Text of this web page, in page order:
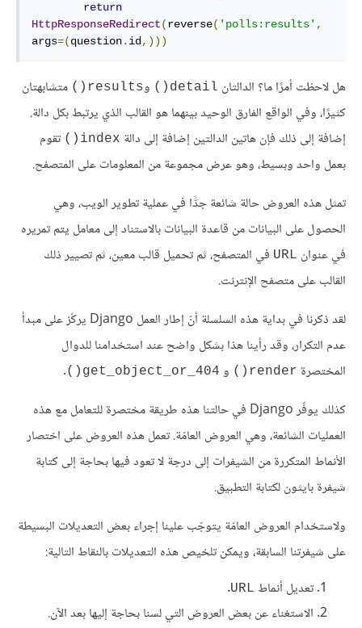
return
HttpResponseRedirect(reverse( 'polls:results' ,
args=(question. id,)))
هل لاحظت أمرًا ما؟ الدالتان detail() وresults()
متشابهتان
كثيرًا، وفي الواقع الفارق الوحيد بينهما هو القالب الذي يرتبط بكل دالة.
إضافة إلى ذلك فإن هاتين الدالتين إضافة إلى دالة index()
تقوم
بعمل واحد وبسيط، وهو عرض مجموعة من المعلومات على المتصفح.
تمثل هذه العروض حالة شائعة جدًّا في عملية تطوير الويب، وهي
الحصول على البيانات من قاعدة البيانات بالاستناد إلى معامل يتم تمريره
في عنوان URL في المتصفح، ثم تحميل قالب معين، ثم تصيير ذلك
القالب على متصفح الإنترنت.
لقد ذكرنا في بداية هذه السلسلة أنّ إطار العمل Django يركّز على مبدأ
عدم التكرار، وقد رأينا هذا بشكل واضح عند استخدامنا للدوال
المختصرة render() و get_object_or_404()
.
كذلك يوفّر Django في حالتنا هذه طريقة مختصرة للتعامل مع هذه
العمليات الشائعة، وهي العروض العامّة. تعمل هذه العروض على اختصار
الأنماط المتكررة من الشيفرات إلى درجة لا تعود فيها بحاجة إلى كتابة
شيفرة بايثون لكتابة التطبيق.
ولاستخدام العروض العامّة يتوجّب علينا إجراء بعض التعديلات البسيطة
على شيفرتنا السابقة، ويمكن تلخيص هذه التعديلات بالنقاط التالية:
تعديل أنماط URL
.
الاستغناء عن بعض العروض التي لسنا بحاجة إليها بعد الآن.